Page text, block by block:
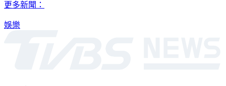
更多新聞：
娛樂